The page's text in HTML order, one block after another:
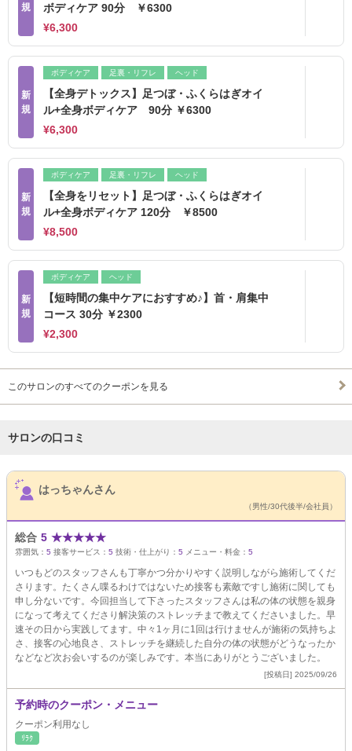
規
ボディケア 90分 ￥6300
¥6,300
新
規
ボディケア 足裏・リフレ ヘッド
【全身デトックス】足つぼ・ふくらはぎオイ
ル+全身ボディケア 90分 ￥6300
¥6,300
新
規
ボディケア 足裏・リフレ ヘッド
【全身をリセット】足つぼ・ふくらはぎオイ
ル+全身ボディケア 120分 ￥8500
¥8,500
新
規
ボディケア ヘッド
【短時間の集中ケアにおすすめ♪】首・肩集中
コース 30分 ￥2300
¥2,300
このサロンのすべてのクーポンを見る
サロンの口コミ
サロンPick Up
はっちゃんさん
（男性/30代後半/会社員）
総合 5 ★★★★★
雰囲気： 5 接客サービス： 5 技術・仕上がり： 5 メニュー・料金： 5
いつもどのスタッフさんも丁寧かつ分かりやすく説明しながら施術してくだ
さります。たくさん喋るわけではないため接客も素敵ですし施術に関しても
申し分ないです。今回担当して下さったスタッフさんは私の体の状態を親身
になって考えてくださり解決策のストレッチまで教えてくださいました。早
速その日から実践してます。中々1ヶ月に1回は行けませんが施術の気持ちよ
さ、接客の心地良さ、ストレッチを継続した自分の体の状態がどうなったか
などなど次お会いするのが楽しみです。本当にありがとうございました。
[投稿日] 2025/09/26
予約時のクーポン・メニュー
クーポン利用なし
ﾘﾗｸ